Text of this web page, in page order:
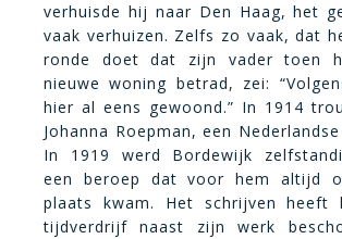
verhuisde hij naar Den Haag, het
vaak verhuizen. Zelfs zo vaak, dat
ronde doet dat zijn vader toen
nieuwe woning betrad, zei:
hier al eens gewoond.” In 1914
Johanna Roepman, een
In 1919 werd Bordewijk
een beroep dat voor hem altijd
plaats kwam. Het schrijven
tijdverdrijf naast zijn werk